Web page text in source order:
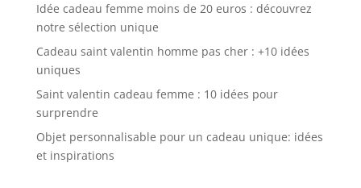
Idée cadeau femme moins de 20 euros : découvrez
notre sélection unique
Cadeau saint valentin homme pas cher : +10 idées
uniques
Saint valentin cadeau femme : 10 idées pour
surprendre
Objet personnalisable pour un cadeau unique: idées
et inspirations